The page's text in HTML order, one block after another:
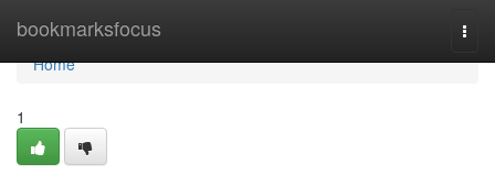
bookmarksfocus
Home
Home
1